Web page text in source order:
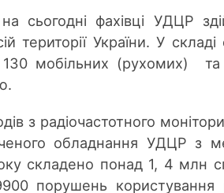
сьогодні фахівці УДЦР
території України. У
мобільних (рухомих) та
з радіочастотного
обладнання УДЦР з
складено понад 1, 4 млн
порушень користування